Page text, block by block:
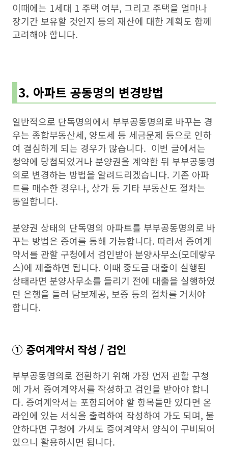
이때에는 1세대 1 주택 여부, 그리고 주택을 얼마나
장기간 보유할 것인지 등의 재산에 대한 계획도 함께
고려해야 합니다.
3. 아파트 공동명의 변경방법
일반적으로 단독명의에서 부부공동명의로 바꾸는 경
우는 종합부동산세, 양도세 등 세금문제 등으로 인하
여 결심하게 되는 경우가 많습니다. 이번 글에서는
청약에 당첨되었거나 분양권을 계약한 뒤 부부공동명
의로 변경하는 방법을 알려드리겠습니다. 기존 아파
트를 매수한 경우나, 상가 등 기타 부동산도 절차는
동일합니다.
분양권 상태의 단독명의 아파트를 부부공동명의로 바
꾸는 방법은 증여를 통해 가능합니다. 따라서 증여계
약서를 관할 구청에서 검인받아 분양사무소(모데랗우
스)에 제출하면 됩니다. 이때 중도금 대출이 실행된
상태라면 분양사무소를 들리기 전에 대출을 실행하였
던 은행을 들러 담보제공, 보증 등의 절차를 거쳐야
합니다.
① 증여계약서 작성 / 검인
부부공동명의로 전환하기 위해 가장 먼저 관할 구청
에 가서 증여계약서를 작성하고 검인을 받아야 합니
다. 증여계약서는 포함되어야 할 항목들만 있다면 온
라인에 있는 서식을 출력하여 작성하여 가도 되며, 불
안하다면 구청에 가셔도 증여계약서 양식이 구비되어
있으니 활용하시면 됩니다.